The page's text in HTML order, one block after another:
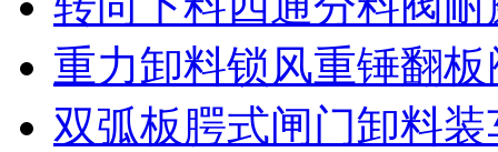
重力卸料锁风重锤翻
双弧板腭式闸门卸料